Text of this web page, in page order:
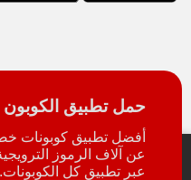
حمل تطبيق الكوبون
أفضل تطبيق كوبونات
عن آلاف الرموز
عبر تطبيق كل الكوبونات.